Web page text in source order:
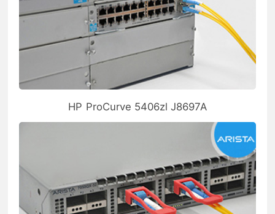
HP ProCurve 5406zl J8697A